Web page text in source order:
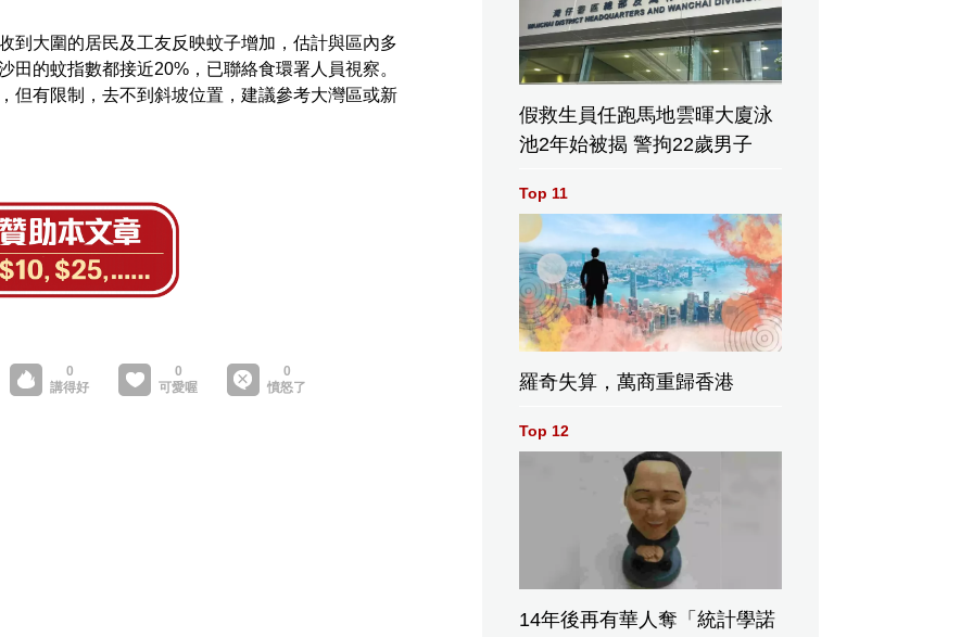
到大圍的居民及工友反映蚊子增加，估計與區內多
田的蚊指數都接近20%，已聯絡食環署人員視察。
但有限制，去不到斜坡位置，建議參考大灣區或新
假救生員任跑馬地雲暉大廈泳
池2年始被揭 警拘22歲男子
Top 11
羅奇失算，萬商重歸香港
Top 12
14年後再有華人奪「統計學諾